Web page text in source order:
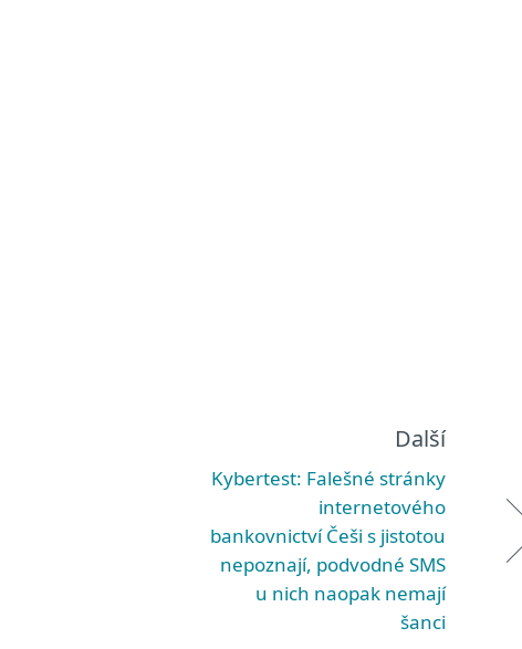
Další
Kybertest: Falešné stránky
internetového
bankovnictví Češi s jistotou
nepoznají, podvodné SMS
u nich naopak nemají
šanci